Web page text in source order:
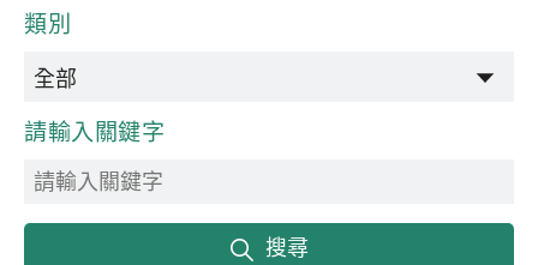
類別
請輸入關鍵字
搜尋